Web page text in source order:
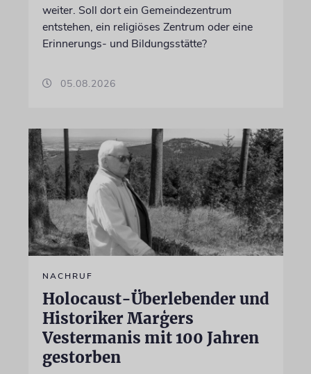
weiter. Soll dort ein Gemeindezentrum
entstehen, ein religiöses Zentrum oder eine
Erinnerungs- und Bildungsstätte?
05.08.2026
NACHRUF
Holocaust-Überlebender und
Historiker Marģers
Vestermanis mit 100 Jahren
gestorben